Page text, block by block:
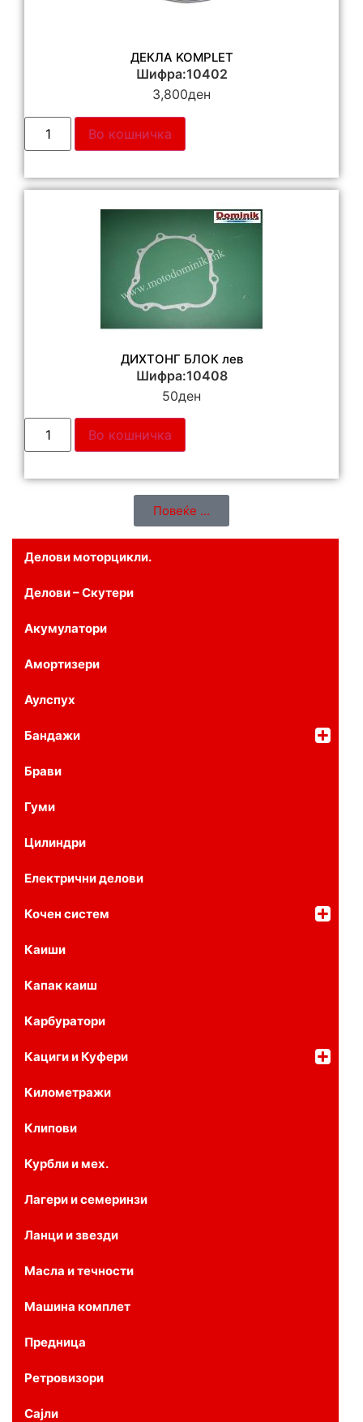
Делови моторцикли.
Делови – Скутери
Акумулатори
Амортизери
Аулспух
Бандажи
Брави
Гуми
Цилиндри
Електрични делови
Кочен систем
Каиши
Капак каиш
Карбуратори
Кациги и Куфери
Километражи
Клипови
Курбли и мех.
Лагери и семеринзи
Ланци и звезди
Масла и течности
Машина комплет
Предница
Ретровизори
Сајли
ДЕКЛА KOMPLET
Шифра:10402
3,800ден
Во кошничка
ДИХТОНГ БЛОК лев
Шифра:10408
50ден
Во кошничка
Повеќе ...